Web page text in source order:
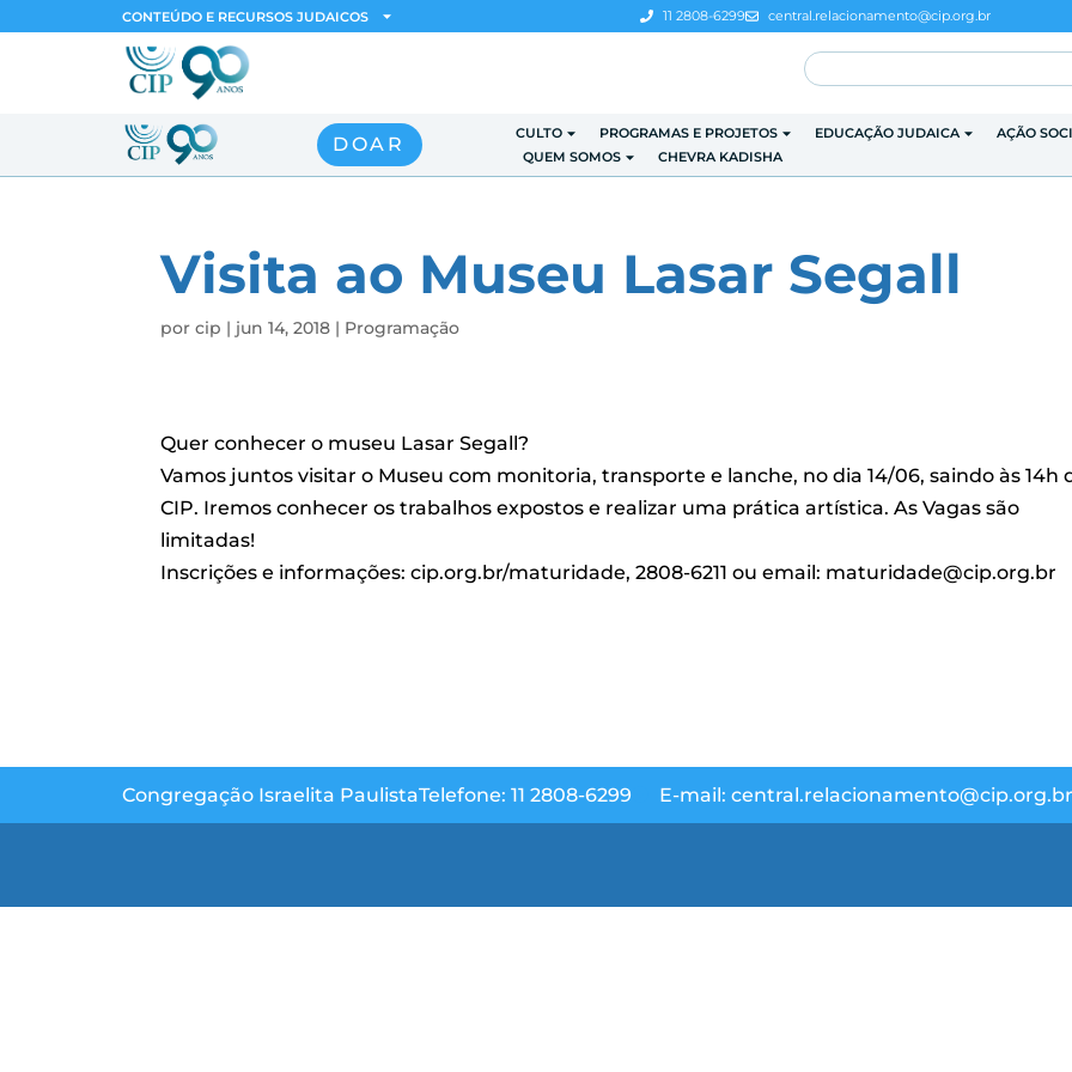
CONTEÚDO E RECURSOS JUDAICOS 11 2808-6299 central.relacionamento@cip.org.br
DOAR CULTO PROGRAMAS E PROJETOS EDUCAÇÃO JUDAICA
AÇÃO
QUEM SOMOS
CHEVRA KADISHA
Visita ao Museu Lasar Segall
porcip | jun 14, 2018 | Programação
Quer conhecer o museu Lasar Segall?
Vamos juntos visitar o Museu com monitoria, transporte e lanche, no dia 14/06, saindo às 14h
CIP. Iremos conhecer os trabalhos expostos e realizar uma prática artística. As Vagas são
limitadas!
Inscrições e informações: cip.org.br/maturidade, 2808-6211 ou email: maturidade@cip.org.br
Congregação Israelita PaulistaTelefone: 11 2808-6299 E-mail: central.relacionamento@cip.org.br